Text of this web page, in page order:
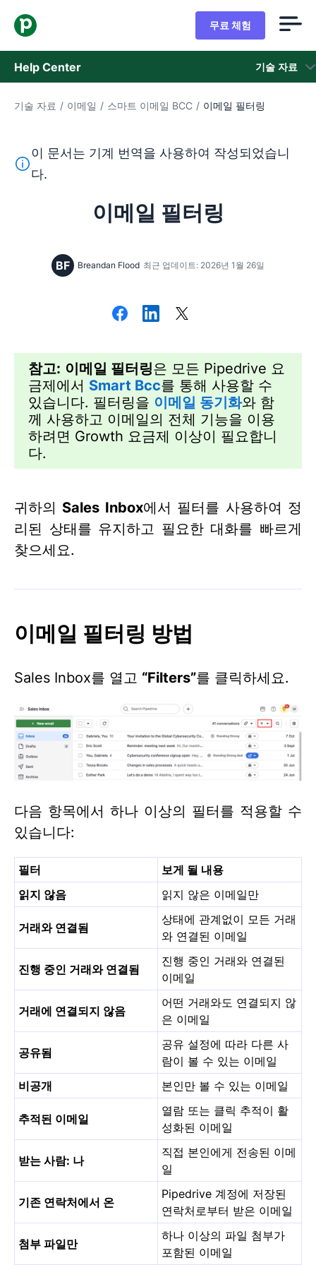
무료 체험
Help Center 기술 자료
기술 자료
지원 팀 문의
기술 자료 / 이메일 / 스마트 이메일 BCC / 이메일 필터링
이 텍스트는 기계 번역 도구를 사용하여 영어를 번역한 것
이 문서는 기계 번역을 사용하여 작성되었습니
다.
이메일 필터링
BF Breandan Flood 최근 업데이트: 2026년 1월 26일
참고: 이메일 필터링은 모든 Pipedrive 요
금제에서 Smart Bcc를 통해 사용할 수
있습니다. 필터링을 이메일 동기화와 함
께 사용하고 이메일의 전체 기능을 이용
하려면 Growth 요금제 이상이 필요합니
다.
귀하의 Sales Inbox에서 필터를 사용하여 정
리된 상태를 유지하고 필요한 대화를 빠르게
찾으세요.
이메일 필터링 방법
Sales Inbox를 열고 “Filters”를 클릭하세요.
다음 항목에서 하나 이상의 필터를 적용할 수
있습니다:
필터
보게 될 내용
읽지 않음
읽지 않은 이메일만
거래와 연결됨
상태에 관계없이 모든 거래
와 연결된 이메일
진행 중인 거래와 연결됨
진행 중인 거래와 연결된
이메일
거래에 연결되지 않음
어떤 거래와도 연결되지 않
은 이메일
공유됨
공유 설정에 따라 다른 사
람이 볼 수 있는 이메일
비공개
본인만 볼 수 있는 이메일
추적된 이메일
열람 또는 클릭 추적이 활
성화된 이메일
받는 사람: 나
직접 본인에게 전송된 이메
일
기존 연락처에서 온
Pipedrive 계정에 저장된
연락처로부터 받은 이메일
첨부 파일만
하나 이상의 파일 첨부가
포함된 이메일